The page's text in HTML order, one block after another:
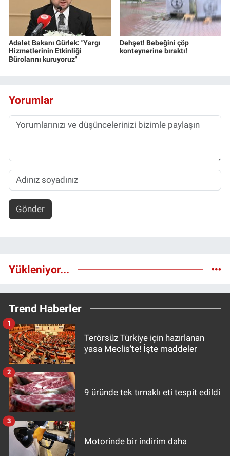
Adalet Bakanı Gürlek: "Yargı
Hizmetlerinin Etkinliği
Bürolarını kuruyoruz"
Dehşet! Bebeğini çöp
konteynerine bıraktı!
Yorumlar
Gönder
Yükleniyor...
Trend Haberler
Terörsüz Türkiye için hazırlanan
yasa Meclis'te! İşte maddeler
1
9 üründe tek tırnaklı eti tespit edildi
2
Motorinde bir indirim daha
3